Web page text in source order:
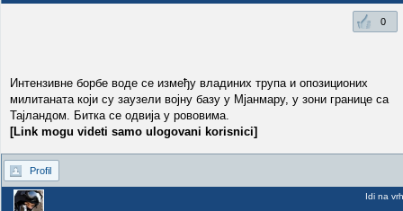
0
Интензивне борбе воде се између владиних трупа и опозиционих
милитаната који су заузели војну базу у Мјанмару, у зони границе са
Тајландом. Битка се одвија у рововима.
[Link mogu videti samo ulogovani korisnici]
Profil
Idi na vrh